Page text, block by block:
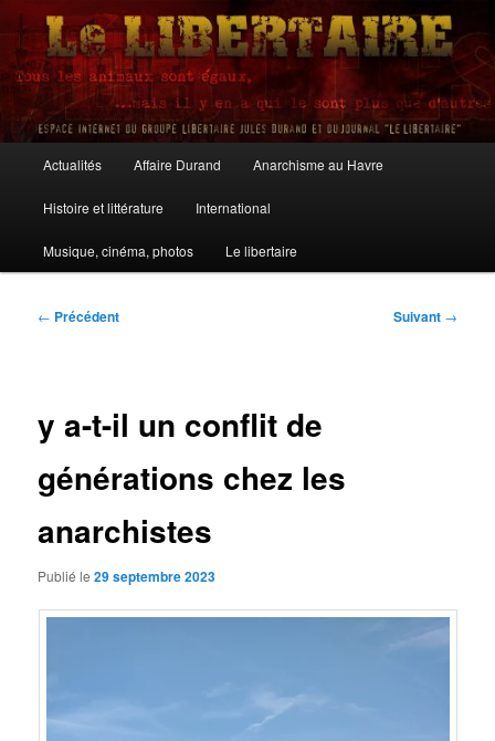
Aller
contenu
principalLe Libertaire
principal
Actualités Affaire Durand Anarchisme au Havre
Histoire et littérature International
Musique, cinéma, photos Le libertaire
Navigation
← Précédent Suivant →
y a-t-il un conflit de
générations chez les
anarchistes
Publié le29 septembre 2023